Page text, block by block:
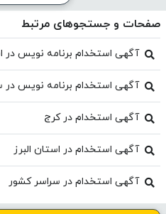
صفحات و جستجوهای مرتبط
آگهی استخدام برنامه نویس در
آگهی استخدام برنامه نویس در
آگهی استخدام در کرج
آگهی استخدام در استان البرز
آگهی استخدام در سراسر کشور